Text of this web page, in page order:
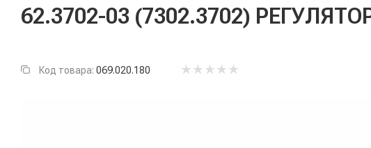
62.3702-03 (7302.3702)
Код товара: 069.020.180